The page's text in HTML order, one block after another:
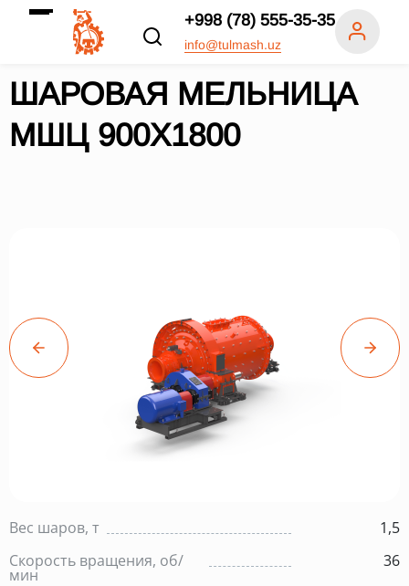
+998 (78) 555-35-35
info@tulmash.uz
ШАРОВАЯ МЕЛЬНИЦА
МШЦ 900Х1800
Вес шаров, т
1,5
Скорость вращения, об/
мин
36